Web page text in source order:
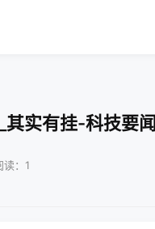
实有挂-科技要闻
：1